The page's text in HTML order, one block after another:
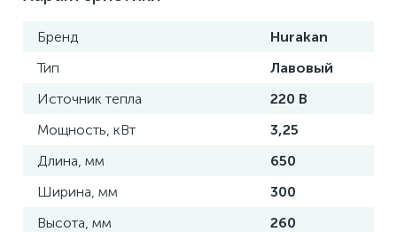
Бренд
Hurakan
Тип
Лавовый
Источник тепла
220 В
Мощность, кВт
3,25
Длина, мм
650
Ширина, мм
300
Высота, мм
260